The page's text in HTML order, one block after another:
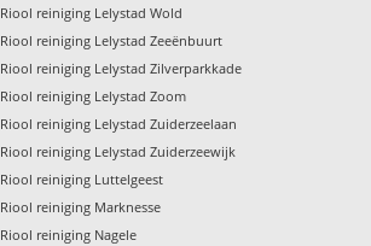
Riool reiniging Lelystad Wold
Riool reiniging Lelystad Zeeënbuurt
Riool reiniging Lelystad Zilverparkkade
Riool reiniging Lelystad Zoom
Riool reiniging Lelystad Zuiderzeelaan
Riool reiniging Lelystad Zuiderzeewijk
Riool reiniging Luttelgeest
Riool reiniging Marknesse
Riool reiniging Nagele